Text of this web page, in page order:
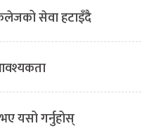
सेवा हटाइँदै
यसो गर्नुहोस्